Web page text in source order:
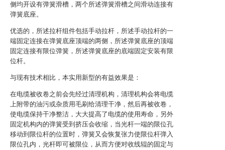
侧均开设有弹簧滑槽，两个所述弹簧滑槽之间滑动连接有
弹簧底座。
优选的，所述拉杆组件包括手动拉杆，所述手动拉杆的一
端固定连接在弹簧底座顶端的两侧，所述弹簧底座的顶端
固定连接有限位弹簧，所述弹簧底座的底端固定安装有限
位杆。
与现有技术相比，本实用新型的有益效果是：
在电缆被收卷之前会先经过清理机构，清理机构会将电缆
上附带的油污或杂质用毛刷给清理干净，然后再被收卷，
使电缆保持干净整洁，大大提高了电缆的使用寿命，另外
固定机构内的弹簧受到挤压会收缩，当光杆一端的限位孔
移动到限位杆的位置时，弹簧又会恢复张力使限位杆弹入
限位孔内，光杆即可被限位，从而方便对收线辊的固定与